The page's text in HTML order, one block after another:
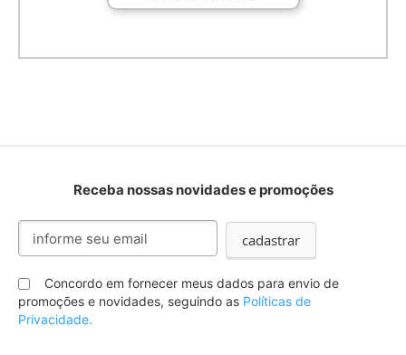
Receba nossas novidades e promoções
Inscreva-
nossa
Newsletter:
cadastrar
Concordo em fornecer meus dados para envio de
promoções e novidades, seguindo as Políticas de
Privacidade.